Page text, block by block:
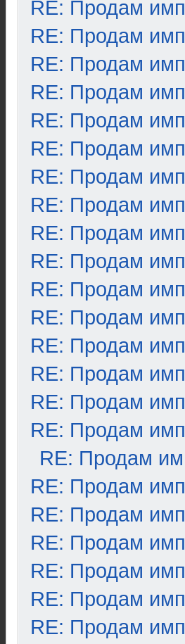
RE: Продам
RE: Продам
RE: Продам
RE: Продам
RE: Продам
RE: Продам
RE: Продам
RE: Продам
RE: Продам
RE: Продам
RE: Продам
RE: Продам
RE: Продам
RE: Продам
RE: Продам
RE: Продам
RE: Продам
RE: Продам
RE: Продам
RE: Продам
RE: Продам
RE: Продам
RE: Продам